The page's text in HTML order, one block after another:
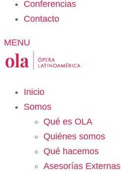
Conferencias
Contacto
MENU
Inicio
Somos
Qué es OLA
Quiénes somos
Qué hacemos
Asesorías Externas